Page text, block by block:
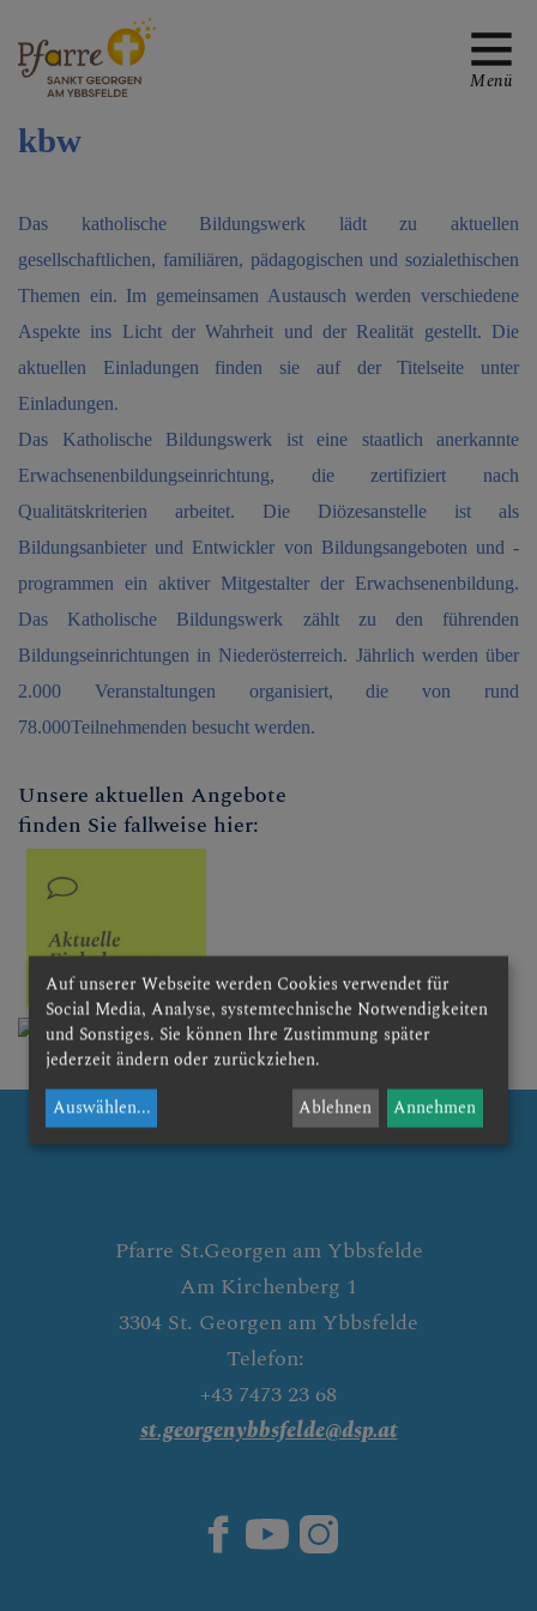
TREFFPUNKTE MIT
GOTT
Liturgie
Ministrieren
Verkündigung
eucharistische Anbetung,
Adoratio
Divine renovation
Alpha Kurse
Vorträge/Bildung
Rosenkranzbruderschaft
Fatima Feiern in
Gumpenberg
Familie
Senioren
Gastfreundschaft
Soziales
Hochglanz
WER WIR SIND UND
GRUPPEN
Menü
kbw
Das katholische Bildungswerk lädt zu aktuellen
gesellschaftlichen, familiären, pädagogischen und sozialethischen
Themen ein. Im gemeinsamen Austausch werden verschiedene
Aspekte ins Licht der Wahrheit und der Realität gestellt. Die
aktuellen Einladungen finden sie auf der Titelseite unter
Einladungen.
Das Katholische Bildungswerk ist eine staatlich anerkannte
Erwachsenenbildungseinrichtung, die zertifiziert nach
Qualitätskriterien arbeitet. Die Diözesanstelle ist als
Bildungsanbieter und Entwickler von Bildungsangeboten und -
programmen ein aktiver Mitgestalter der Erwachsenenbildung.
Das Katholische Bildungswerk zählt zu den führenden
Bildungseinrichtungen in Niederösterreich. Jährlich werden über
2.000 Veranstaltungen organisiert, die von rund
78.000Teilnehmenden besucht werden.
Unsere aktuellen Angebote
finden Sie fallweise hier:
Pfarre St.Georgen am Ybbsfelde
Am Kirchenberg 1
3304 St. Georgen am Ybbsfelde
Telefon:
+43 7473 23 68
st.georgenybbsfelde@dsp.at
Auf unserer Webseite werden Cookies verwendet für
Social Media, Analyse, systemtechnische Notwendigkeiten
und Sonstiges. Sie können Ihre Zustimmung später
jederzeit ändern oder zurückziehen.
Auswählen... Ablehnen Annehmen